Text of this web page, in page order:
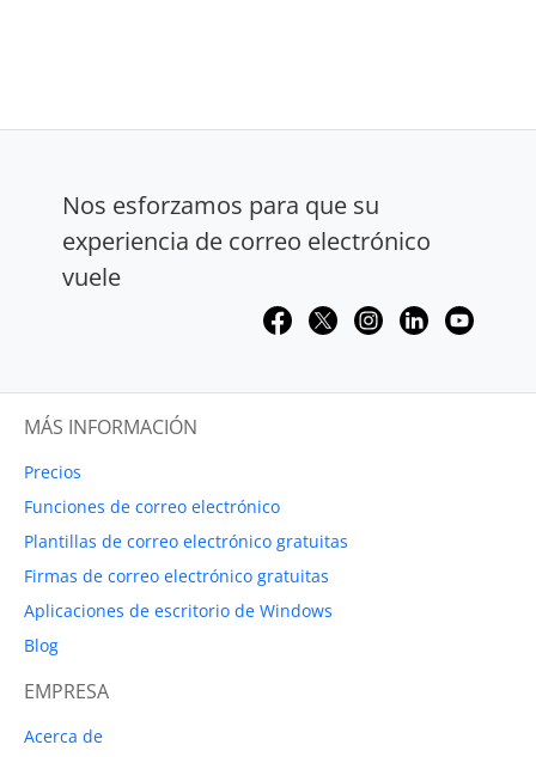
Nos esforzamos para que su
experiencia de correo electrónico
vuele
MÁS INFORMACIÓN
Precios
Funciones de correo electrónico
Plantillas de correo electrónico gratuitas
Firmas de correo electrónico gratuitas
Aplicaciones de escritorio de Windows
Blog
EMPRESA
Acerca de